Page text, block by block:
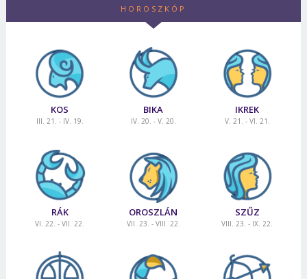
HOROSZKÓP
KOS
III. 21. - IV. 19.
BIKA
IV. 20. - V. 20.
IKREK
V. 21. - VI. 21.
RÁK
VI. 22. - VII. 22.
OROSZLÁN
VII. 23. - VIII. 22.
SZŰZ
VIII. 23. - IX. 22.